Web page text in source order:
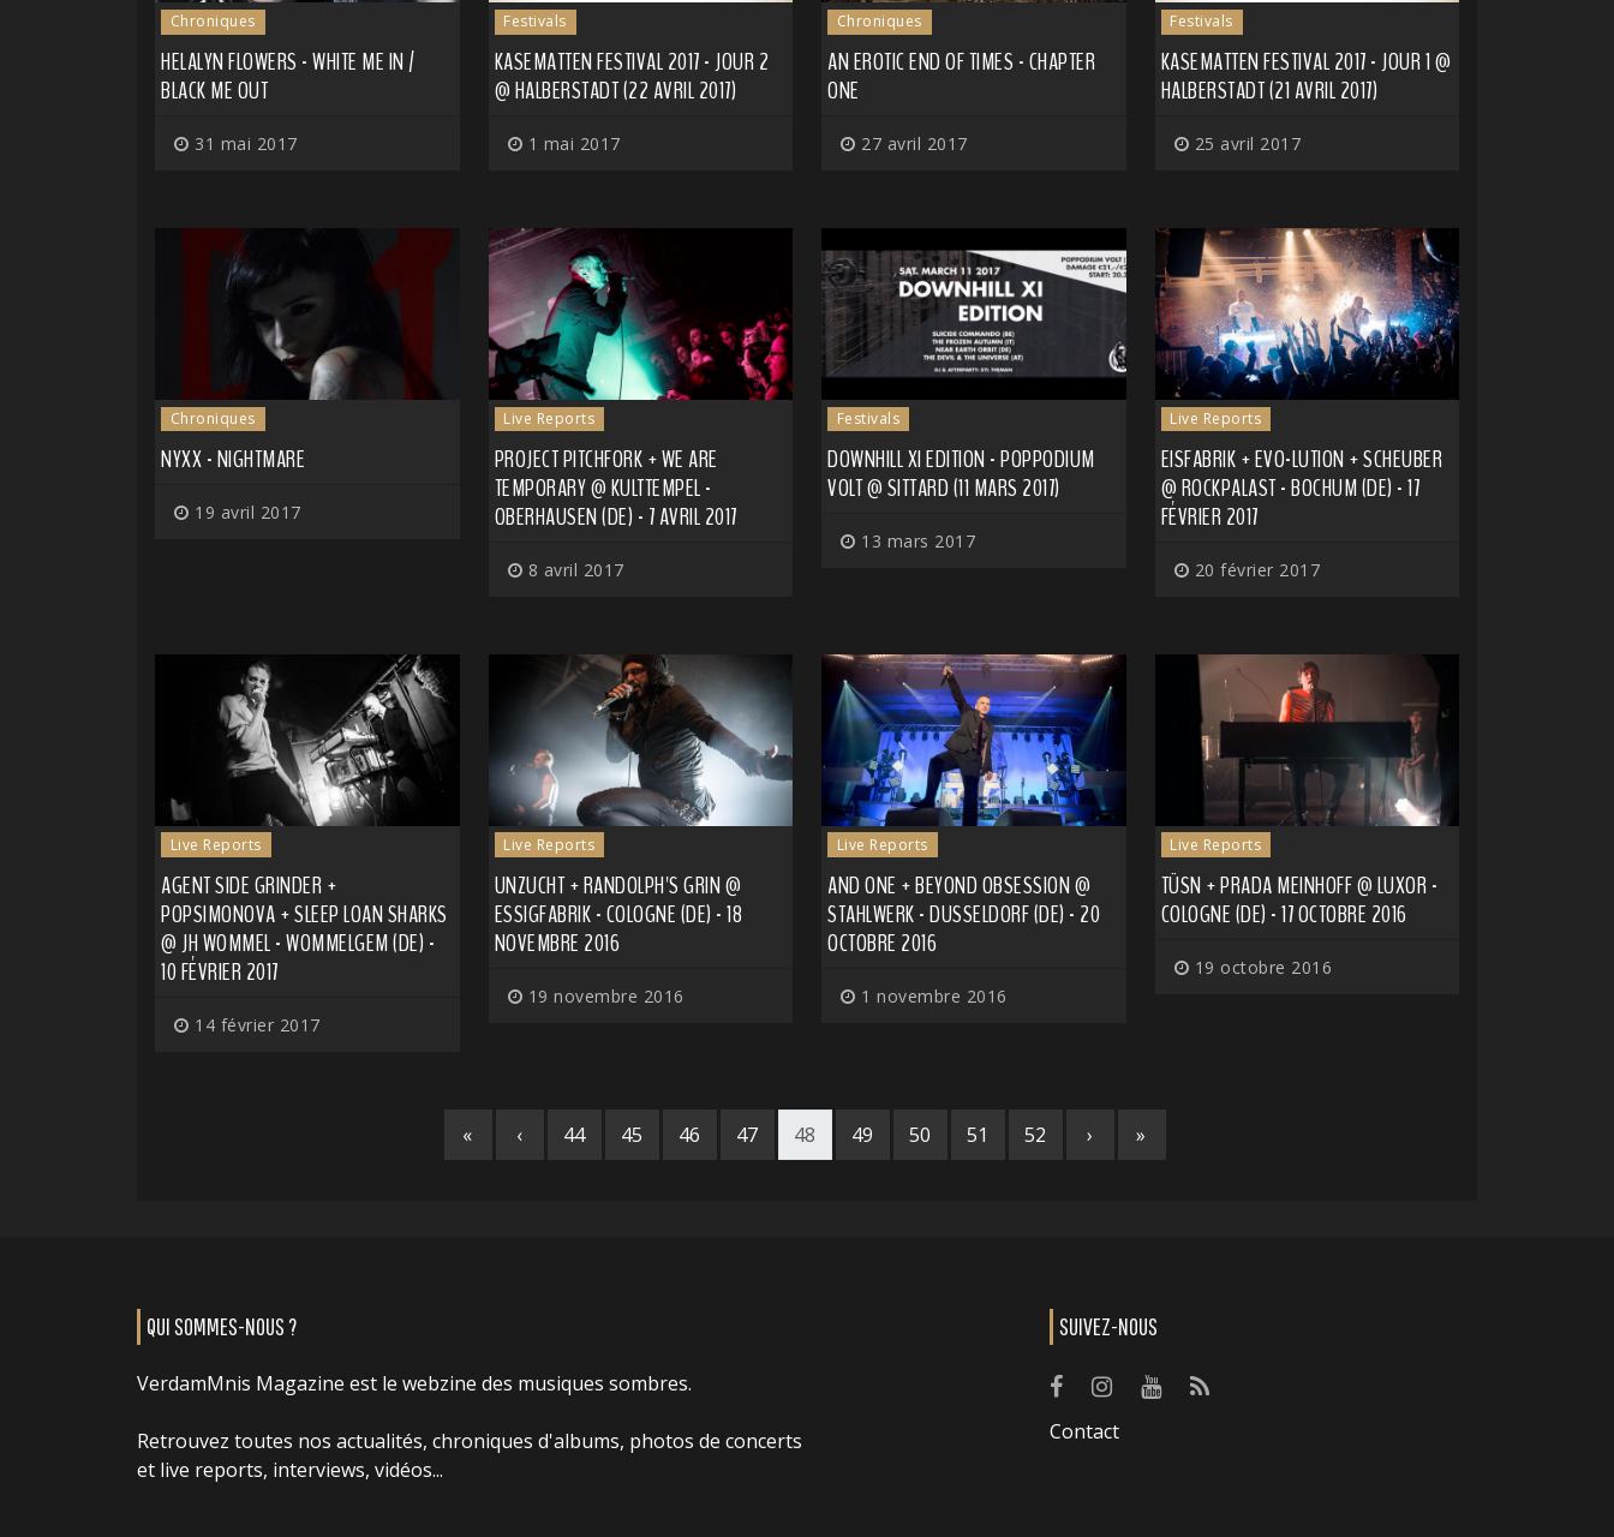
Chroniques
HELALYN FLOWERS - WHITE ME IN /
BLACK ME OUT
31 mai 2017
Festivals
KASEMATTEN FESTIVAL 2017 - JOUR 2
@ HALBERSTADT (22 AVRIL 2017)
1 mai 2017
Chroniques
AN EROTIC END OF TIMES - CHAPTER
ONE
27 avril 2017
Festivals
KASEMATTEN FESTIVAL 2017 - JOUR 1 @
HALBERSTADT (21 AVRIL 2017)
25 avril 2017
Chroniques
NYXX - NIGHTMARE
19 avril 2017
Live Reports
PROJECT PITCHFORK + WE ARE
TEMPORARY @ KULTTEMPEL -
OBERHAUSEN (DE) - 7 AVRIL 2017
8 avril 2017
Festivals
DOWNHILL XI EDITION - POPPODIUM
VOLT @ SITTARD (11 MARS 2017)
13 mars 2017
Live Reports
EISFABRIK + EVO-LUTION + SCHEUBER
@ ROCKPALAST - BOCHUM (DE) - 17
FÉVRIER 2017
20 février 2017
Live Reports
AGENT SIDE GRINDER +
POPSIMONOVA + SLEEP LOAN SHARKS
@ JH WOMMEL - WOMMELGEM (DE) -
10 FÉVRIER 2017
14 février 2017
Live Reports
UNZUCHT + RANDOLPH'S GRIN @
ESSIGFABRIK - COLOGNE (DE) - 18
NOVEMBRE 2016
19 novembre 2016
Live Reports
AND ONE + BEYOND OBSESSION @
STAHLWERK - DUSSELDORF (DE) - 20
OCTOBRE 2016
1 novembre 2016
Live Reports
TÜSN + PRADA MEINHOFF @ LUXOR -
COLOGNE (DE) - 17 OCTOBRE 2016
19 octobre 2016
« ‹ 44 45 46 47 48 49 50 51 52 › »
QUI SOMMES-NOUS ?
VerdamMnis Magazine est le webzine des musiques sombres.
Retrouvez toutes nos actualités, chroniques d'albums, photos de concerts
et live reports, interviews, vidéos...
SUIVEZ-NOUS
Contact